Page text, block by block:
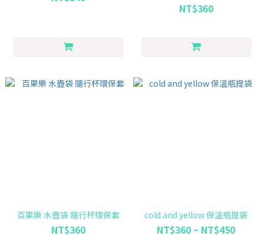
NT$360
百果樂 水壺袋 隨行杯環保套
NT$360
cold and yellow 保溫瓶提袋
NT$360 ~ NT$450